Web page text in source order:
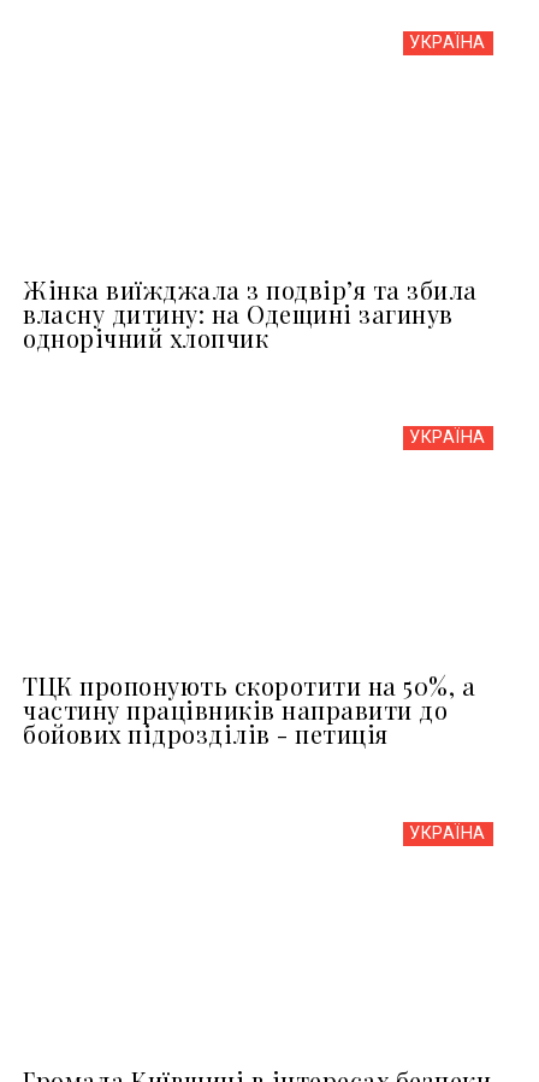
УКРАЇНА
Жінка виїжджала з подвір’я та збила
власну дитину: на Одещині загинув
однорічний хлопчик
УКРАЇНА
ТЦК пропонують скоротити на 50%, а
частину працівників направити до
бойових підрозділів - петиція
УКРАЇНА